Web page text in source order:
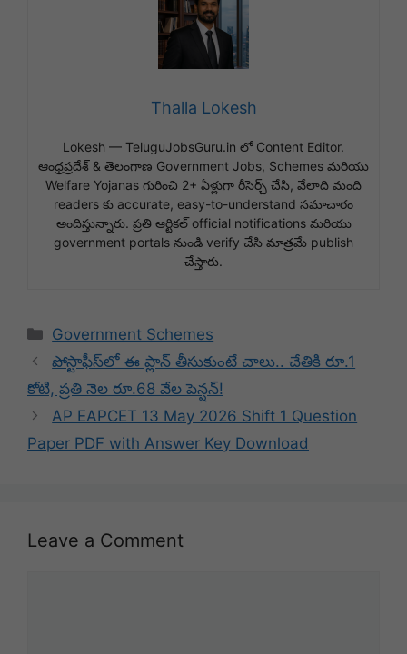
Thalla Lokesh
Lokesh — TeluguJobsGuru.in లో Content Editor.
ఆంధ్రప్రదేశ్ & తెలంగాణ Government Jobs, Schemes మరియు
Welfare Yojanas గురించి 2+ ఏళ్లుగా రీసెర్చ్ చేసి, వేలాది మంది
readers కు accurate, easy-to-understand సమాచారం
అందిస్తున్నారు. ప్రతి ఆర్టికల్ official notifications మరియు
government portals నుండి verify చేసి మాత్రమే publish
చేస్తారు.
Categories
Government Schemes
పోస్టాఫీస్‌లో ఈ ప్లాన్ తీసుకుంటే చాలు.. చేతికి రూ.1
కోటి, ప్రతి నెల రూ.68 వేల పెన్షన్!
AP EAPCET 13 May 2026 Shift 1 Question
Paper PDF with Answer Key Download
Leave a Comment